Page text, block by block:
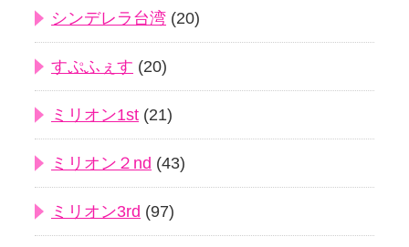
シンデレラ台湾 (20)
すぷふぇす (20)
ミリオン1st (21)
ミリオン２nd (43)
ミリオン3rd (97)